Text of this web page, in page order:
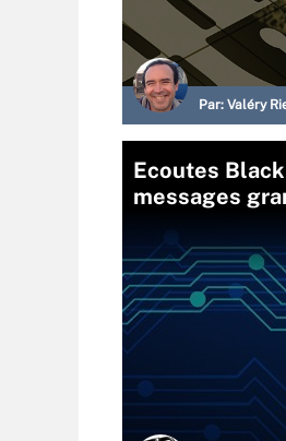
Par: Valéry
Ecoutes
messages